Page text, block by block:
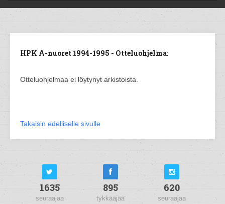
HPK A-nuoret 1994-1995 - Otteluohjelma:
Otteluohjelmaa ei löytynyt arkistoista.
Takaisin edelliselle sivulle
1635
seuraajaa
895
tykkääjää
620
seuraajaa